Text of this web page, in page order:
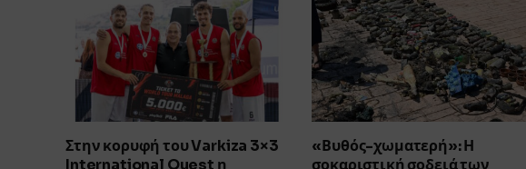
Στην κορυφή του Varkiza 3×3
«Βυθός-χωματερή»: Η